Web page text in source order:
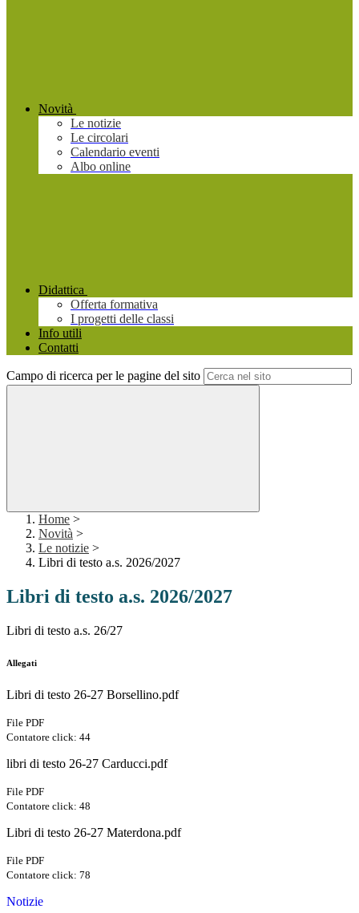
Novità
Le notizie
Le circolari
Calendario eventi
Albo online
Didattica
Offerta formativa
I progetti delle classi
Info utili
Contatti
Campo di ricerca per le pagine del sito
Home >
Novità >
Le notizie >
Libri di testo a.s. 2026/2027
Libri di testo a.s. 2026/2027
Libri di testo a.s. 26/27
Allegati
Libri di testo 26-27 Borsellino.pdf
File PDF
Contatore click: 44
libri di testo 26-27 Carducci.pdf
File PDF
Contatore click: 48
Libri di testo 26-27 Materdona.pdf
File PDF
Contatore click: 78
Notizie